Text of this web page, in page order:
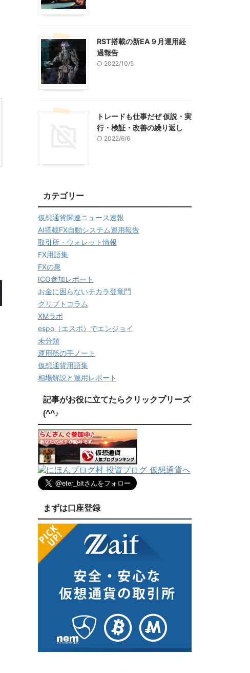
RST搭載の新EA９月運用経
過報告
2022/10/5
トレードも仕事だぜ 仮説・実
行・検証・改善の繰り返し
2022/6/6
カテゴリー
仮想通貨関連ニュース速報
AI搭載FX自動システム運用報告
取引所・ウォレット情報
FX用語集
FXの泉
ICO参加レポート
お金に困らないチカラ登竜門
クリプトコラム
XMラボ
espo（エスポ）でエンジョイ
未分類
運用孫の手ノート
仮想通貨用語集
相場解説と運用レポート
記事がお役に立てたらクリックプリーズ
(^^♪
まずは口座登録